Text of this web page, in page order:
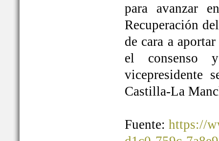
para avanzar
Recuperación
de cara a
el consenso
vicepresidente
Castilla-La
Fuente: https://